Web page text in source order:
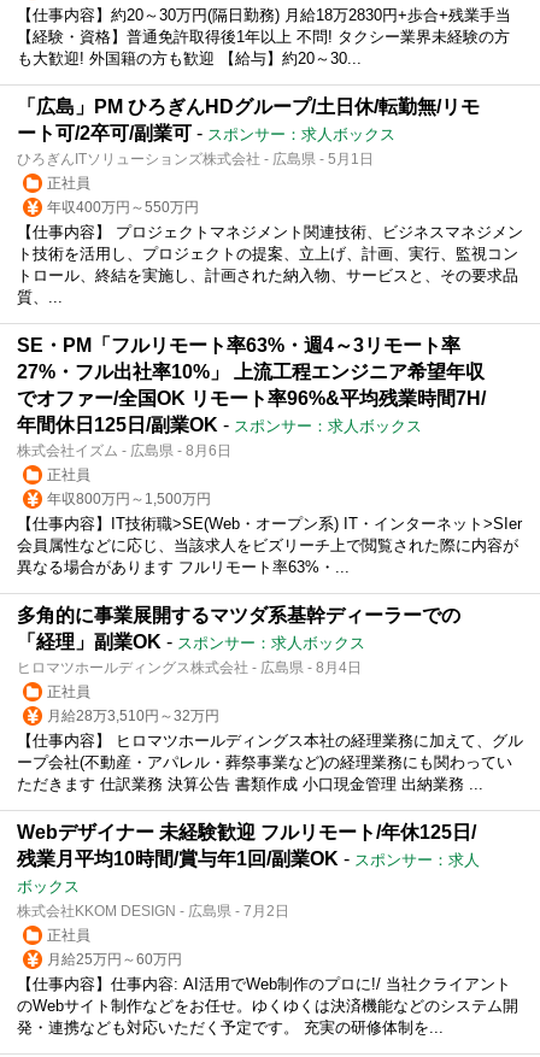
【仕事内容】約20～30万円(隔日勤務) 月給18万2830円+歩合+残業手当
【経験・資格】普通免許取得後1年以上 不問! タクシー業界未経験の方
も大歓迎! 外国籍の方も歓迎 【給与】約20～30...
「広島」PM ひろぎんHDグループ/土日休/転勤無/リモ
ート可/2卒可/副業可 - スポンサー：求人ボックス
ひろぎんITソリューションズ株式会社 - 広島県 - 5月1日
正社員
年収400万円～550万円
【仕事内容】 プロジェクトマネジメント関連技術、ビジネスマネジメン
ト技術を活用し、プロジェクトの提案、立上げ、計画、実行、監視コン
トロール、終結を実施し、計画された納入物、サービスと、その要求品
質、...
SE・PM「フルリモート率63%・週4～3リモート率
27%・フル出社率10%」 上流工程エンジニア希望年収
でオファー/全国OK リモート率96%&平均残業時間7H/
年間休日125日/副業OK - スポンサー：求人ボックス
株式会社イズム - 広島県 - 8月6日
正社員
年収800万円～1,500万円
【仕事内容】IT技術職>SE(Web・オープン系) IT・インターネット>SIer
会員属性などに応じ、当該求人をビズリーチ上で閲覧された際に内容が
異なる場合があります フルリモート率63%・...
多角的に事業展開するマツダ系基幹ディーラーでの
「経理」副業OK - スポンサー：求人ボックス
ヒロマツホールディングス株式会社 - 広島県 - 8月4日
正社員
月給28万3,510円～32万円
【仕事内容】 ヒロマツホールディングス本社の経理業務に加えて、グル
ープ会社(不動産・アパレル・葬祭事業など)の経理業務にも関わってい
ただきます 仕訳業務 決算公告 書類作成 小口現金管理 出納業務 ...
Webデザイナー 未経験歓迎 フルリモート/年休125日/
残業月平均10時間/賞与年1回/副業OK - スポンサー：求人
ボックス
株式会社KKOM DESIGN - 広島県 - 7月2日
正社員
月給25万円～60万円
【仕事内容】仕事内容: AI活用でWeb制作のプロに!/ 当社クライアント
のWebサイト制作などをお任せ。ゆくゆくは決済機能などのシステム開
発・連携なども対応いただく予定です。 充実の研修体制を...